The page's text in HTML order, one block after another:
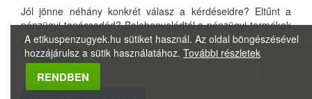
Jól jönne néhány konkrét válasz a kérdéseidre? Eltűnt a
pénzügyi tanácsadód? Belebonyolódtál a pénzügyi termékek
útvesztőjébe? Csak írj vagy hívj, és beszélgessünk arról, ami
Neked fontos pénzügyeidben. Apró betűk nélkül...
A etikuspenzugyek.hu sütiket használ. Az oldal böngészésével
hozzájárulsz a sütik használatához. További részletek
RENDBEN